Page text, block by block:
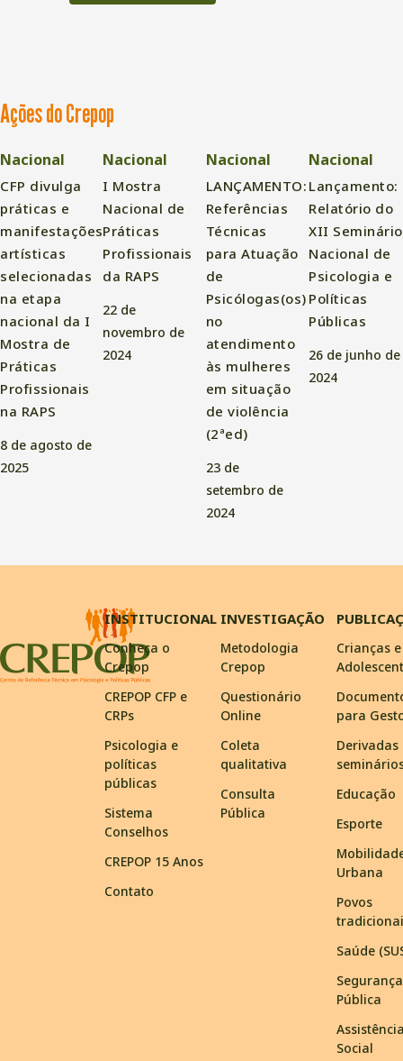
Ações do Crepop
Nacional
CFP divulga
práticas e
manifestações
artísticas
selecionadas
na etapa
nacional da I
Mostra de
Práticas
Profissionais
na RAPS
8 de agosto de
2025
Nacional
I Mostra
Nacional de
Práticas
Profissionais
da RAPS
22 de
novembro de
2024
Nacional
LANÇAMENTO:
Referências
Técnicas
para Atuação
de
Psicólogas(os)
no
atendimento
às mulheres
em situação
de violência
(2ªed)
23 de
setembro de
2024
Nacional
Lançamento:
Relatório do
XII Seminário
Nacional de
Psicologia e
Políticas
Públicas
26 de junho de
2024
INSTITUCIONAL
Conheça o
Crepop
CREPOP CFP e
CRPs
Psicologia e
políticas
públicas
Sistema
Conselhos
CREPOP 15 Anos
Contato
INVESTIGAÇÃO
Metodologia
Crepop
Questionário
Online
Coleta
qualitativa
Consulta
Pública
Crianças e
para
Derivadas
Educação
Esporte
Urbana
Povos
Saúde
Segurança
Pública
Social